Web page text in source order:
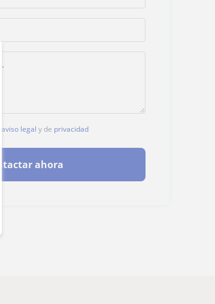
aviso legal y de privacidad
ahora